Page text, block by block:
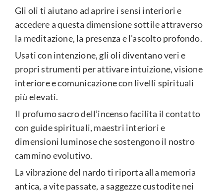
Gli oli ti aiutano ad aprire i sensi interiori e
accedere a questa dimensione sottile attraverso
la meditazione, la presenza e l’ascolto profondo.
Usati con intenzione, gli oli diventano veri e
propri strumenti per attivare intuizione, visione
interiore e comunicazione con livelli spirituali
più elevati.
Il profumo sacro dell’incenso facilita il contatto
con guide spirituali, maestri interiori e
dimensioni luminose che sostengono il nostro
cammino evolutivo.
La vibrazione del nardo ti riporta alla memoria
antica, a vite passate, a saggezze custodite nei